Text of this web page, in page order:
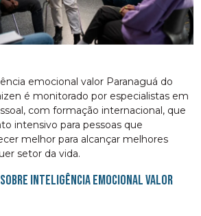
emocional valor Paranaguá do
é monitorado por especialistas em
com formação internacional, que
intensivo para pessoas que
melhor para alcançar melhores
setor da vida.
inteligência emocional valor